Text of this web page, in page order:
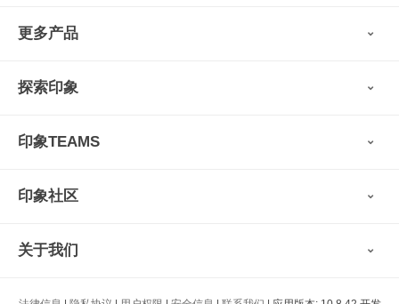
会员权益
印象笔记·剪藏
更多产品
印象图记
墨笔
扫描宝
收藏家
探索印象
用户故事
视频教程
帮助支持
智能硬件
印象TEAMS
申请试用
印象社区
印象大使
关于我们